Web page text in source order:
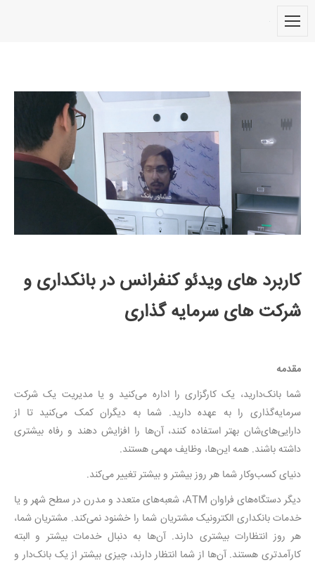
کاربرد های ویدئو کنفرانس در بانکداری و
شرکت های سرمایه گذاری
مقدمه
شما بانک‌دارید، یک کارگزاری را اداره می‌کنید و یا مدیریت یک شرکت
سرمایه‌گذاری را به عهده دارید. شما به دیگران کمک می‌کنید تا از
دارایی‌های‌شان بهتر استفاده کنند، آن‌ها را افزایش دهند و رفاه بیشتری
داشته باشند. همه این‌ها، وظایف مهمی هستند.
دنیای کسب‌وکار شما هر روز بیشتر و بیشتر تغییر می‌کند.
دیگر دستگاه‌های فراوان ATM، شعبه‌های متعدد و مدرن در سطح شهر و یا
خدمات بانکداری الکترونیک مشتریان شما را خشنود نمی‌کند. مشتریان شما،
هر روز انتظارات بیشتری دارند. آن‌ها به دنبال خدمات بیشتر و البته
کارآمدتری هستند. آن‌ها از شما انتظار دارند، چیزی بیشتر از یک بانک‌دار و